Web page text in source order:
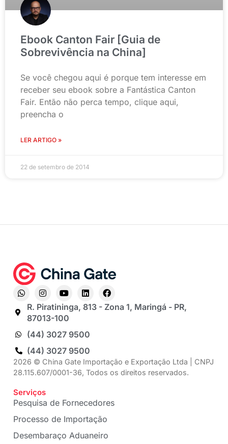
Ebook Canton Fair [Guia de
Sobrevivência na China]
Se você chegou aqui é porque tem interesse em
receber seu ebook sobre a Fantástica Canton
Fair. Então não perca tempo, clique aqui,
preencha o
LER ARTIGO »
22 de setembro de 2014
R. Piratininga, 813 - Zona 1, Maringá - PR,
87013-100
(44) 3027 9500
(44) 3027 9500
2026 © China Gate Importação e Exportação Ltda | CNPJ
28.115.607/0001-36, Todos os direitos reservados.
Serviços
Pesquisa de Fornecedores
Processo de Importação
Desembaraço Aduaneiro